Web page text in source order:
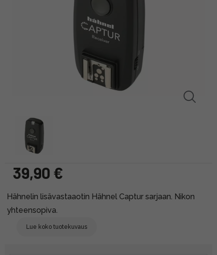
39,90 €
Hähnelin lisävastaaotin Hähnel Captur sarjaan. Nikon
yhteensopiva.
Lue koko tuotekuvaus